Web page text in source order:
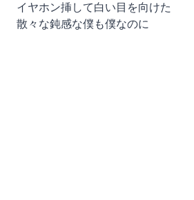
イヤホン挿して白い目を向けた
散々な鈍感な僕も僕なのに